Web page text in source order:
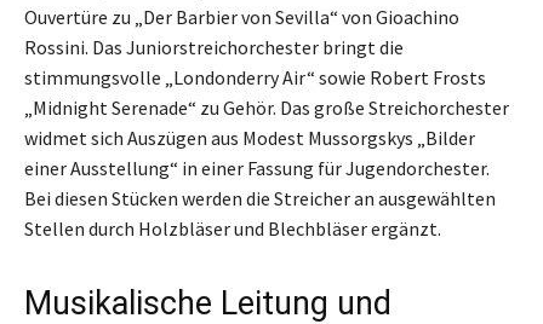
Ouvertüre zu „Der Barbier von Sevilla“ von Gioachino
Rossini. Das Juniorstreichorchester bringt die
stimmungsvolle „Londonderry Air“ sowie Robert Frosts
„Midnight Serenade“ zu Gehör. Das große Streichorchester
widmet sich Auszügen aus Modest Mussorgskys „Bilder
einer Ausstellung“ in einer Fassung für Jugendorchester.
Bei diesen Stücken werden die Streicher an ausgewählten
Stellen durch Holzbläser und Blechbläser ergänzt.
Musikalische Leitung und